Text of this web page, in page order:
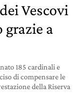
Vescovi
a
185 cardinali e
di compensare le
della Riserva